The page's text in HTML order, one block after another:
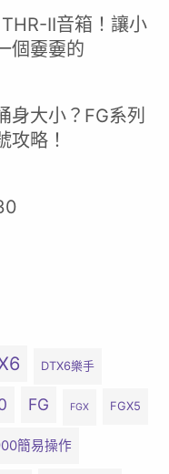
II音箱！讓小
個嫑嫑的
身大小？FG系列
攻略！
DTX6樂手
FG FGX FGX5
簡易操作